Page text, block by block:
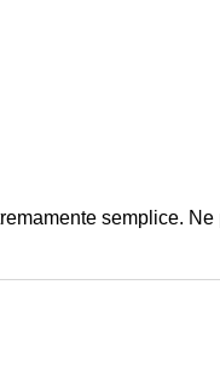
semplice.